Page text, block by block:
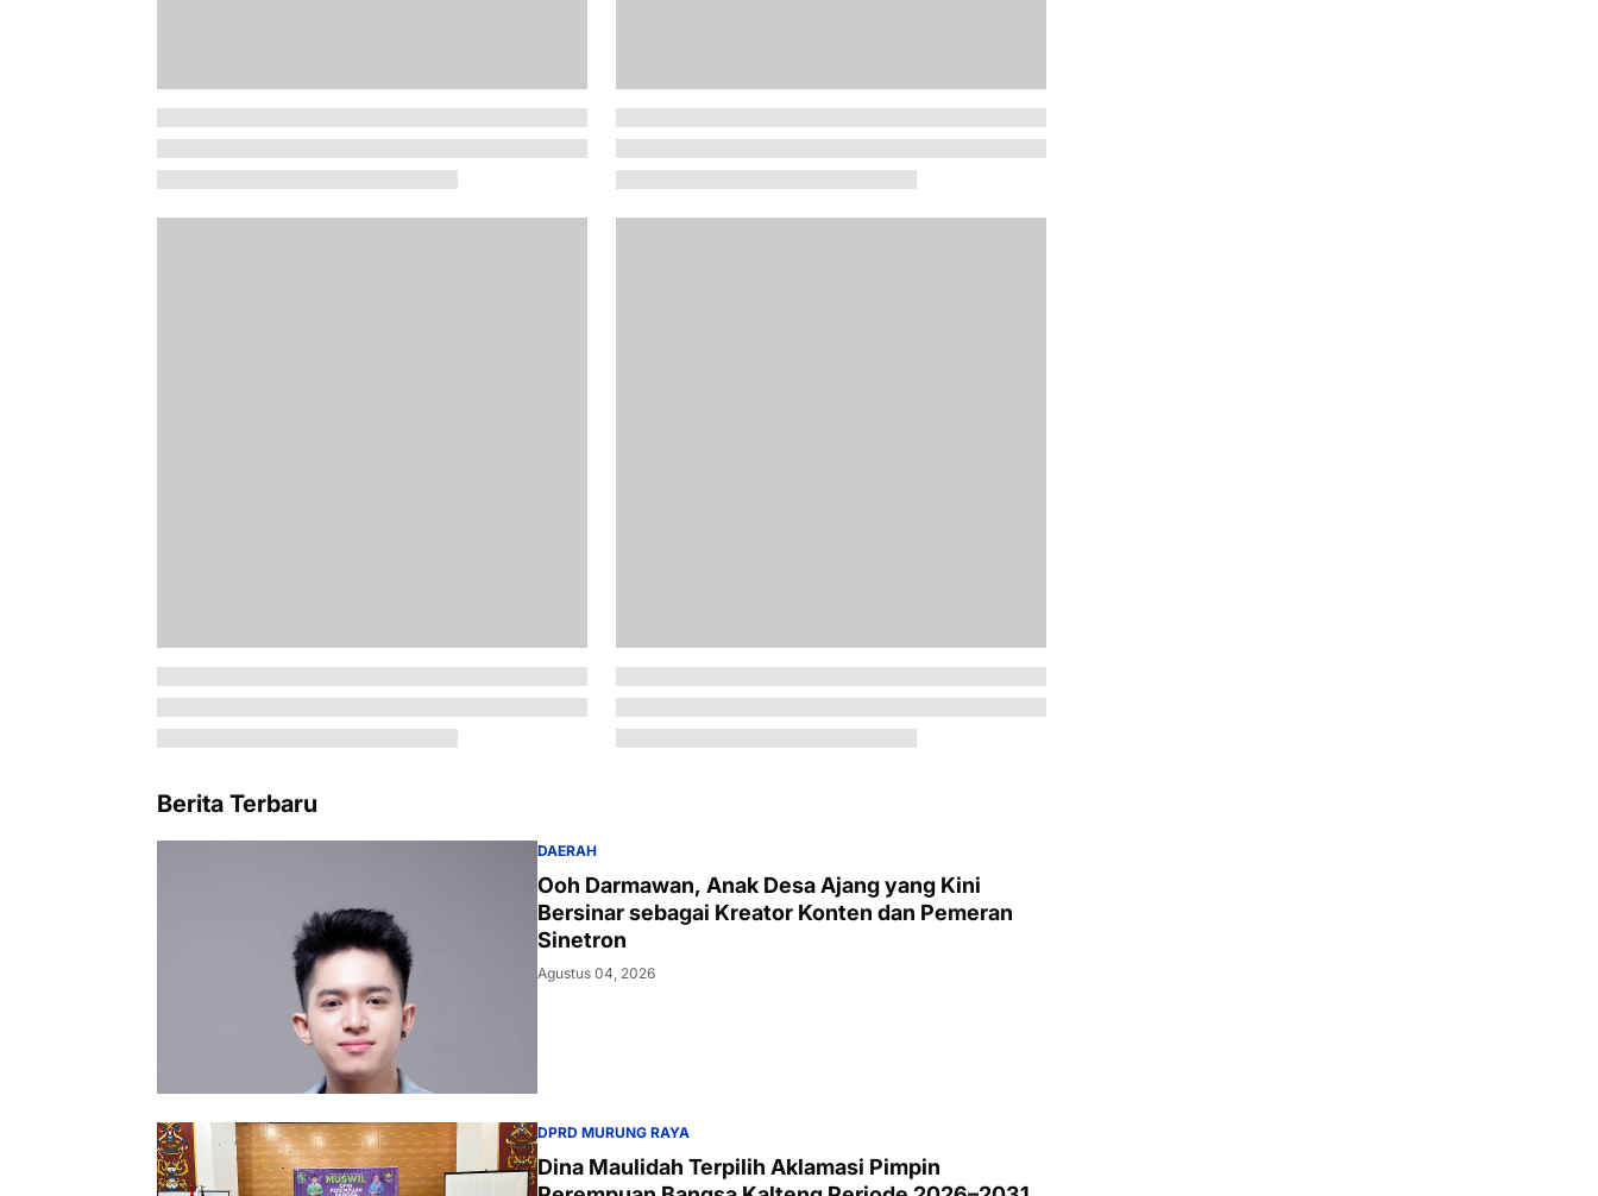
Berita Terbaru
DAERAH
Ooh Darmawan, Anak Desa Ajang yang Kini
Bersinar sebagai Kreator Konten dan Pemeran
Sinetron
Agustus 04, 2026
DPRD MURUNG RAYA
Dina Maulidah Terpilih Aklamasi Pimpin